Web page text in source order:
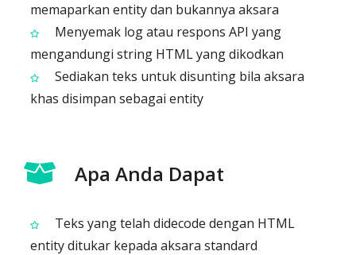
memaparkan entity dan bukannya aksara
Menyemak log atau respons API yang
mengandungi string HTML yang dikodkan
Sediakan teks untuk disunting bila aksara
khas disimpan sebagai entity
Apa Anda Dapat
Teks yang telah didecode dengan HTML
entity ditukar kepada aksara standard